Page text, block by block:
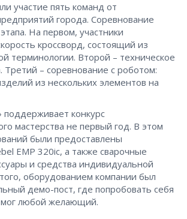
участие пять команд от
города. Соревнование
На первом, участники
кроссворд, состоящий из
терминологии. Второй – техническое
Третий – соревнование с роботом:
из нескольких элементов на
поддерживает конкурс
мастерства не первый год. В этом
были предоставлены
EMP 320ic, а также сварочные
и средства индивидуальной
оборудованием компании был
демо-пост, где попробовать себя
любой желающий.